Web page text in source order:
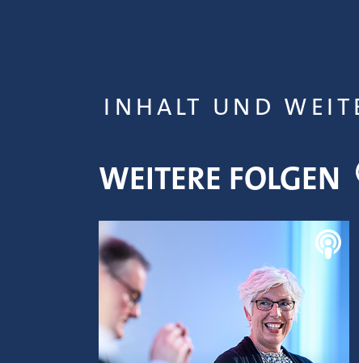
INHALT UND
WEITERE FOLGEN